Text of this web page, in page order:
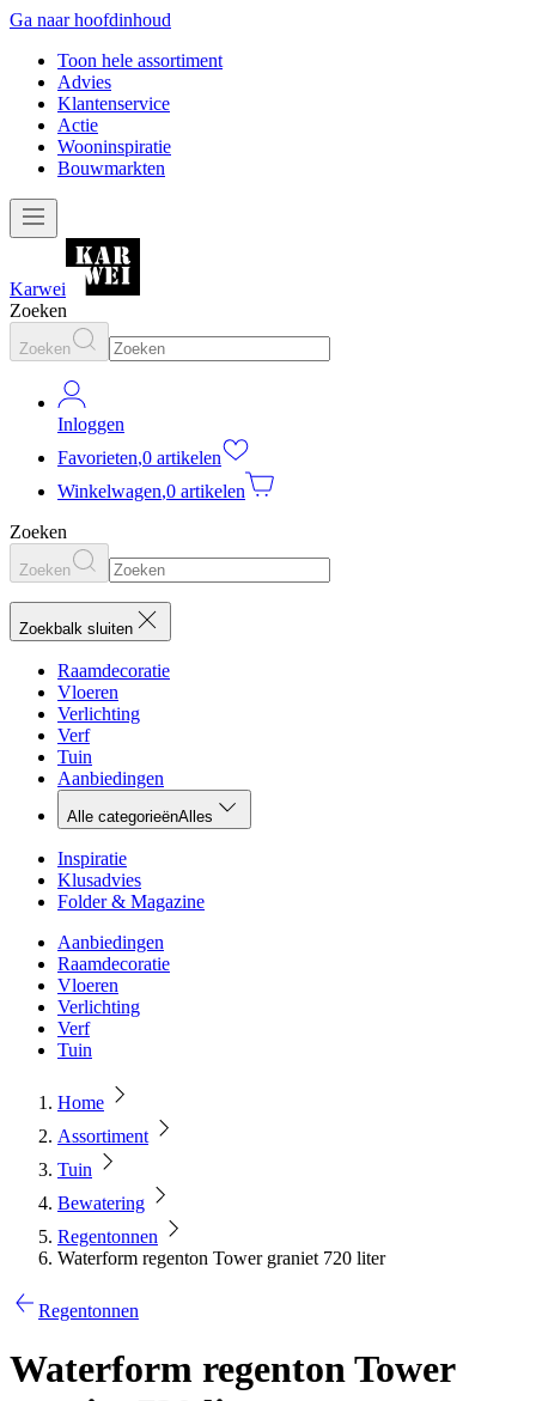
Ga naar hoofdinhoud
Toon hele assortiment
Advies
Klantenservice
Actie
Wooninspiratie
Bouwmarkten
Karwei
Zoeken
Zoeken
Inloggen
Favorieten,0 artikelen
Winkelwagen,0 artikelen
Zoeken
Zoeken
Zoekbalk sluiten
Raamdecoratie
Vloeren
Verlichting
Verf
Tuin
Aanbiedingen
Alle categorieënAlles
Inspiratie
Klusadvies
Folder & Magazine
Aanbiedingen
Raamdecoratie
Vloeren
Verlichting
Verf
Tuin
Home
Assortiment
Tuin
Bewatering
Regentonnen
Waterform regenton Tower graniet 720 liter
Regentonnen
Waterform regenton Tower